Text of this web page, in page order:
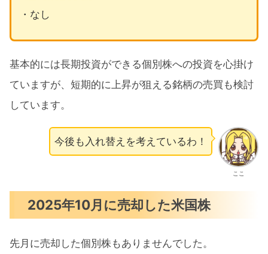
・なし
基本的には長期投資ができる個別株への投資を心掛け
ていますが、短期的に上昇が狙える銘柄の売買も検討
しています。
ここ
今後も入れ替えを考えているわ！
2025年10月に売却した米国株
先月に売却した個別株もありませんでした。